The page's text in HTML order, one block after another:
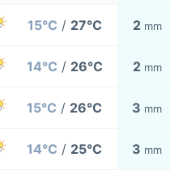
15°C / 27°C 2 mm
14°C / 26°C 2 mm
15°C / 26°C 3 mm
14°C / 25°C 3 mm